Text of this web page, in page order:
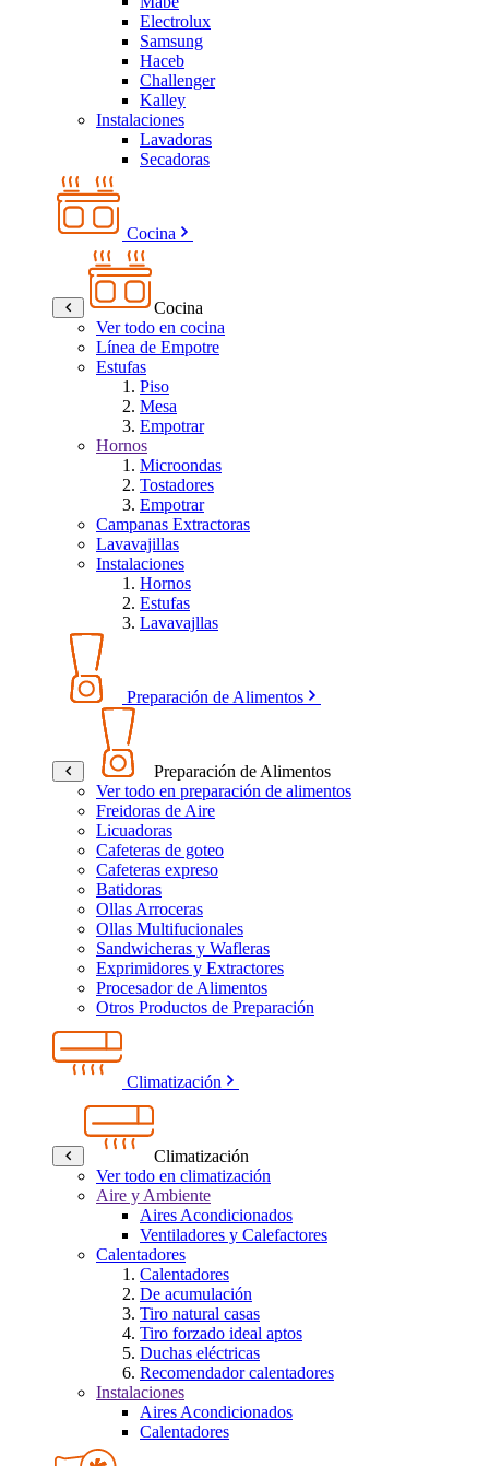
Electrolux
Samsung
Haceb
Challenger
Kalley
Instalaciones
Lavadoras
Secadoras
Cocina
Cocina
Ver todo en cocina
Línea de Empotre
Estufas
Piso
Mesa
Empotrar
Hornos
Microondas
Tostadores
Empotrar
Campanas Extractoras
Lavavajillas
Instalaciones
Hornos
Estufas
Lavavajllas
Preparación de Alimentos
Preparación de Alimentos
Ver todo en preparación de alimentos
Freidoras de Aire
Licuadoras
Cafeteras de goteo
Cafeteras expreso
Batidoras
Ollas Arroceras
Ollas Multifucionales
Sandwicheras y Wafleras
Exprimidores y Extractores
Procesador de Alimentos
Otros Productos de Preparación
Climatización
Climatización
Ver todo en climatización
Aire y Ambiente
Aires Acondicionados
Ventiladores y Calefactores
Calentadores
Calentadores
De acumulación
Tiro natural casas
Tiro forzado ideal aptos
Duchas eléctricas
Recomendador calentadores
Instalaciones
Aires Acondicionados
Calentadores